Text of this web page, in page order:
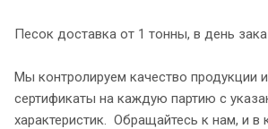
Песок доставка от 1 тонны, в день
Мы контролируем качество продукции
сертификаты на каждую партию с
характеристик. Обращайтесь к нам, и в